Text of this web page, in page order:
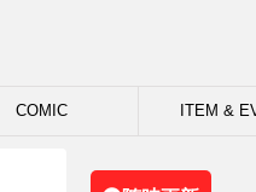
COMIC ITEM &